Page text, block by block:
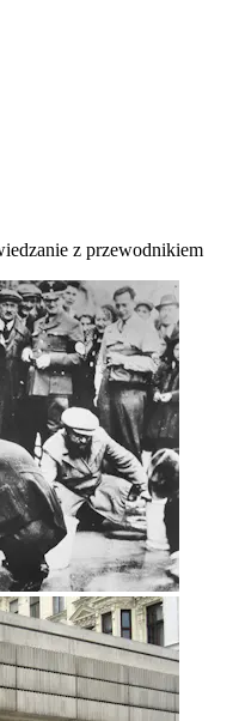
z przewodnikiem